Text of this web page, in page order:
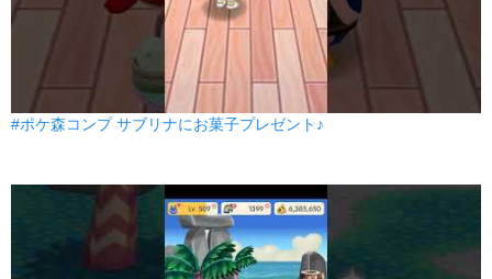
#ポケ森コンプ サブリナにお菓子プレゼント♪